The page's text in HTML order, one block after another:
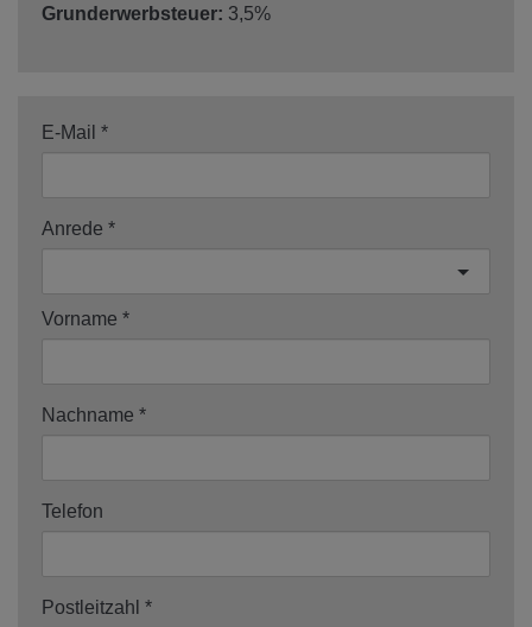
Grunderwerbsteuer: 3,5%
E-Mail
Anrede
Vorname
Nachname
Telefon
Postleitzahl